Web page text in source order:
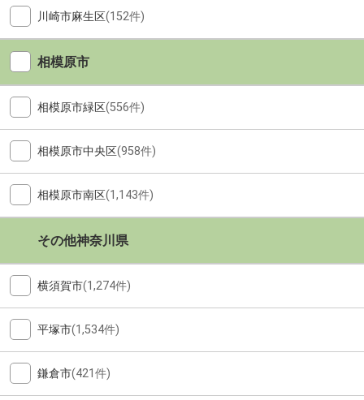
川崎市麻生区(152件)
相模原市
相模原市緑区(556件)
相模原市中央区(958件)
相模原市南区(1,143件)
その他神奈川県
横須賀市(1,274件)
平塚市(1,534件)
鎌倉市(421件)